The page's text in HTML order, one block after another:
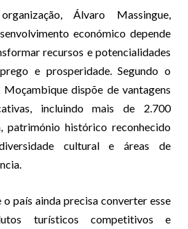
Álvaro Massingue,
económico depende
recursos e potencialidades
e prosperidade. Segundo o
dispõe de vantagens
incluindo mais de 2.700
património histórico reconhecido
diversidade cultural e áreas de
país ainda precisa converter esse
turísticos competitivos e